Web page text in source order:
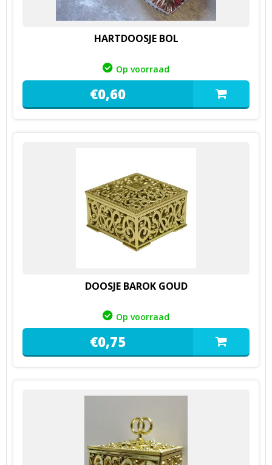
HARTDOOSJE BOL
Op voorraad
€0,60
DOOSJE BAROK GOUD
Op voorraad
€0,75